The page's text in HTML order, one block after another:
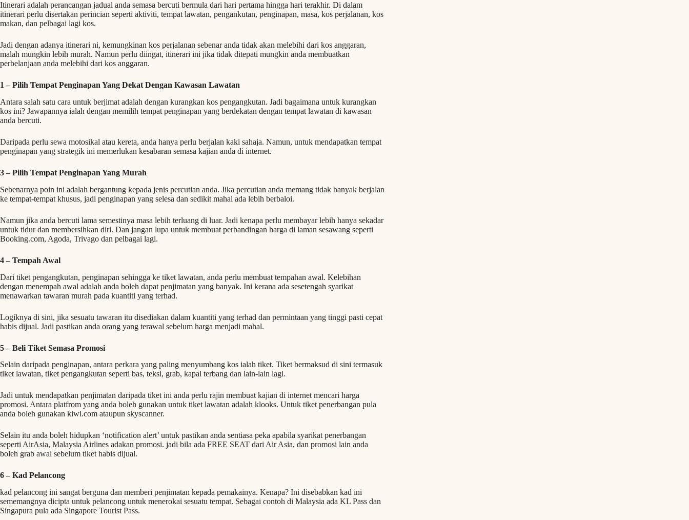
Itinerari adalah perancangan jadual anda semasa bercuti bermula dari hari pertama hingga hari terakhir. Di dalam
itinerari perlu disertakan perincian seperti aktiviti, tempat lawatan, pengankutan, penginapan, masa, kos perjalanan, kos
makan, dan pelbagai lagi kos.
Jadi dengan adanya itinerari ni, kemungkinan kos perjalanan sebenar anda tidak akan melebihi dari kos anggaran,
malah mungkin lebih murah. Namun perlu diingat, itinerari ini jika tidak ditepati mungkin anda membuatkan
perbelanjaan anda melebihi dari kos anggaran.
1 – Pilih Tempat Penginapan Yang Dekat Dengan Kawasan Lawatan
Antara salah satu cara untuk berjimat adalah dengan kurangkan kos pengangkutan. Jadi bagaimana untuk kurangkan
kos ini? Jawapannya ialah dengan memilih tempat penginapan yang berdekatan dengan tempat lawatan di kawasan
anda bercuti.
Daripada perlu sewa motosikal atau kereta, anda hanya perlu berjalan kaki sahaja. Namun, untuk mendapatkan tempat
penginapan yang strategik ini memerlukan kesabaran semasa kajian anda di internet.
3 – Pilih Tempat Penginapan Yang Murah
Sebenarnya poin ini adalah bergantung kepada jenis percutian anda. Jika percutian anda memang tidak banyak berjalan
ke tempat-tempat khusus, jadi penginapan yang selesa dan sedikit mahal ada lebih berbaloi.
Namun jika anda bercuti lama semestinya masa lebih terluang di luar. Jadi kenapa perlu membayar lebih hanya sekadar
untuk tidur dan membersihkan diri. Dan jangan lupa untuk membuat perbandingan harga di laman sesawang seperti
Booking.com, Agoda, Trivago dan pelbagai lagi.
4 – Tempah Awal
Dari tiket pengangkutan, penginapan sehingga ke tiket lawatan, anda perlu membuat tempahan awal. Kelebihan
dengan menempah awal adalah anda boleh dapat penjimatan yang banyak. Ini kerana ada sesetengah syarikat
menawarkan tawaran murah pada kuantiti yang terhad.
Logiknya di sini, jika sesuatu tawaran itu disediakan dalam kuantiti yang terhad dan permintaan yang tinggi pasti cepat
habis dijual. Jadi pastikan anda orang yang terawal sebelum harga menjadi mahal.
5 – Beli Tiket Semasa Promosi
Selain daripada penginapan, antara perkara yang paling menyumbang kos ialah tiket. Tiket bermaksud di sini termasuk
tiket lawatan, tiket pengangkutan seperti bas, teksi, grab, kapal terbang dan lain-lain lagi.
Jadi untuk mendapatkan penjimatan daripada tiket ini anda perlu rajin membuat kajian di internet mencari harga
promosi. Antara platfrom yang anda boleh gunakan untuk tiket lawatan adalah klooks. Untuk tiket penerbangan pula
anda boleh gunakan kiwi.com ataupun skyscanner.
Selain itu anda boleh hidupkan ‘notification alert’ untuk pastikan anda sentiasa peka apabila syarikat penerbangan
seperti AirAsia, Malaysia Airlines adakan promosi. jadi bila ada FREE SEAT dari Air Asia, dan promosi lain anda
boleh grab awal sebelum tiket habis dijual.
6– Kad Pelancong
kad pelancong ini sangat berguna dan memberi penjimatan kepada pemakainya. Kenapa? Ini disebabkan kad ini
sememangnya dicipta untuk pelancong untuk menerokai sesuatu tempat. Sebagai contoh di Malaysia ada KL Pass dan
Singapura pula ada Singapore Tourist Pass.